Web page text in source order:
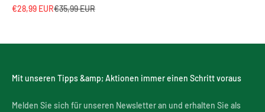
Angebot
€28,99 EURRegulärer Preis
€35,99 EUR
Mit unseren Tipps &amp; Aktionen immer einen Schritt voraus
Melden Sie sich für unseren Newsletter an und erhalten Sie als